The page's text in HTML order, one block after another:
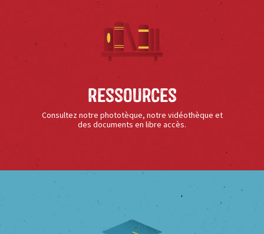
Ressources
Consultez notre phototèque, notre vidéothèque et
des documents en libre accès.